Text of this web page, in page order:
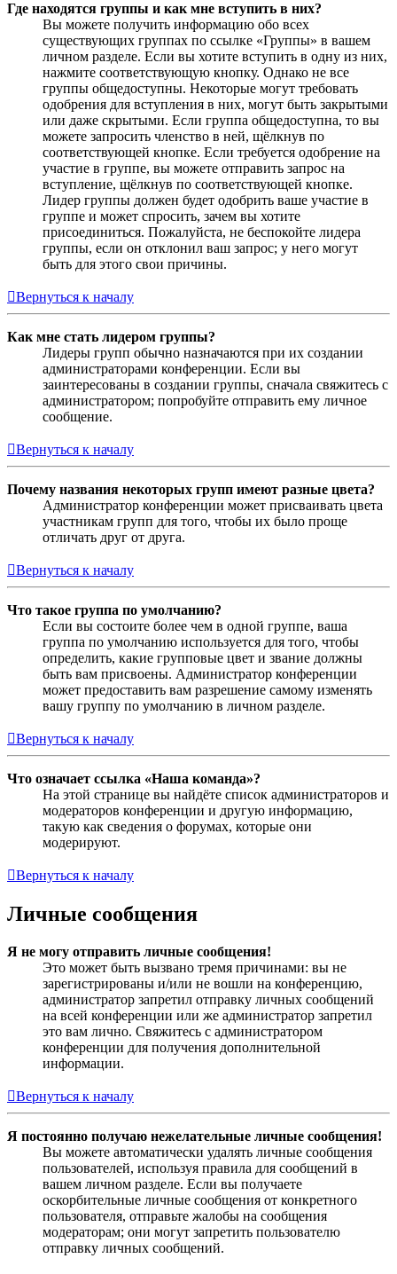
Где находятся группы и как мне вступить в них?
Вы можете получить информацию обо всех
существующих группах по ссылке «Группы» в вашем
личном разделе. Если вы хотите вступить в одну из них,
нажмите соответствующую кнопку. Однако не все
группы общедоступны. Некоторые могут требовать
одобрения для вступления в них, могут быть закрытыми
или даже скрытыми. Если группа общедоступна, то вы
можете запросить членство в ней, щёлкнув по
соответствующей кнопке. Если требуется одобрение на
участие в группе, вы можете отправить запрос на
вступление, щёлкнув по соответствующей кнопке.
Лидер группы должен будет одобрить ваше участие в
группе и может спросить, зачем вы хотите
присоединиться. Пожалуйста, не беспокойте лидера
группы, если он отклонил ваш запрос; у него могут
быть для этого свои причины.
Вернуться к началу
Как мне стать лидером группы?
Лидеры групп обычно назначаются при их создании
администраторами конференции. Если вы
заинтересованы в создании группы, сначала свяжитесь с
администратором; попробуйте отправить ему личное
сообщение.
Вернуться к началу
Почему названия некоторых групп имеют разные цвета?
Администратор конференции может присваивать цвета
участникам групп для того, чтобы их было проще
отличать друг от друга.
Вернуться к началу
Что такое группа по умолчанию?
Если вы состоите более чем в одной группе, ваша
группа по умолчанию используется для того, чтобы
определить, какие групповые цвет и звание должны
быть вам присвоены. Администратор конференции
может предоставить вам разрешение самому изменять
вашу группу по умолчанию в личном разделе.
Вернуться к началу
Что означает ссылка «Наша команда»?
На этой странице вы найдёте список администраторов и
модераторов конференции и другую информацию,
такую как сведения о форумах, которые они
модерируют.
Вернуться к началу
Личные сообщения
Я не могу отправить личные сообщения!
Это может быть вызвано тремя причинами: вы не
зарегистрированы и/или не вошли на конференцию,
администратор запретил отправку личных сообщений
на всей конференции или же администратор запретил
это вам лично. Свяжитесь с администратором
конференции для получения дополнительной
информации.
Вернуться к началу
Я постоянно получаю нежелательные личные сообщения!
Вы можете автоматически удалять личные сообщения
пользователей, используя правила для сообщений в
вашем личном разделе. Если вы получаете
оскорбительные личные сообщения от конкретного
пользователя, отправьте жалобы на сообщения
модераторам; они могут запретить пользователю
отправку личных сообщений.